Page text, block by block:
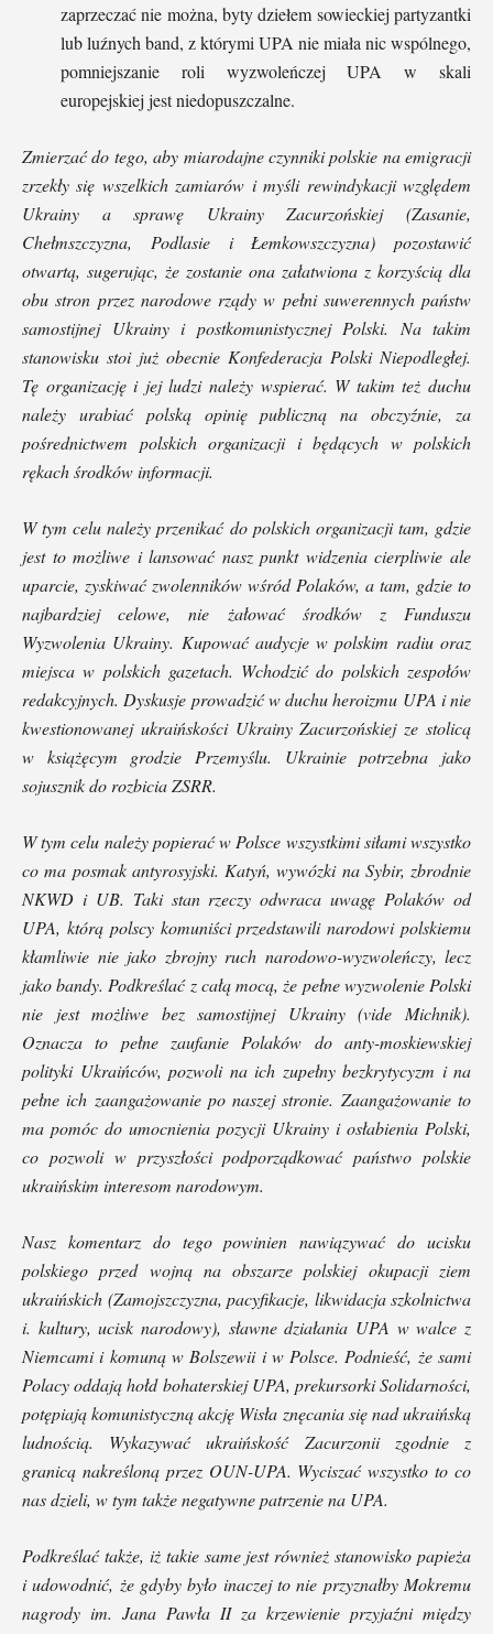
zaprzeczać nie można, byty dziełem sowieckiej partyzantki
lub luźnych band, z którymi UPA nie miała nic wspólnego,
pomniejszanie roli wyzwoleńczej UPA w skali
europejskiej jest niedopuszczalne.
Zmierzać do tego, aby miarodajne czynniki polskie na emigracji
zrzekły się wszelkich zamiarów i myśli rewindykacji względem
Ukrainy a sprawę Ukrainy Zacurzońskiej (Zasanie,
Chełmszczyzna, Podlasie i Łemkowszczyzna) pozostawić
otwartą, sugerując, że zostanie ona załatwiona z korzyścią dla
obu stron przez narodowe rządy w pełni suwerennych państw
samostijnej Ukrainy i postkomunistycznej Polski.
Na takim
stanowisku stoi już obecnie Konfederacja Polski Niepodległej.
Tę organizację i jej ludzi należy wspierać. W takim też duchu
należy urabiać polską opinię publiczną na obczyźnie, za
pośrednictwem polskich organizacji i będących w polskich
rękach środków informacji.
W tym celu należy przenikać do polskich organizacji tam, gdzie
jest to możliwe i lansować nasz punkt widzenia cierpliwie ale
uparcie, zyskiwać zwolenników wśród Polaków, a tam, gdzie to
najbardziej celowe, nie żałować środków z Funduszu
Wyzwolenia Ukrainy. Kupować audycje w polskim radiu oraz
miejsca w polskich gazetach. Wchodzić do polskich zespołów
redakcyjnych. Dyskusje prowadzić w duchu heroizmu UPA i nie
kwestionowanej ukraińskości Ukrainy Zacurzońskiej ze stolicą
w książęcym grodzie Przemyślu.
Ukrainie potrzebna jako
sojusznik do rozbicia ZSRR.
W tym celu należy popierać w Polsce wszystkimi siłami wszystko
co ma posmak antyrosyjski. Katyń, wywózki na Sybir, zbrodnie
NKWD i UB. Taki stan rzeczy odwraca uwagę Polaków od
UPA, którą polscy komuniści przedstawili narodowi polskiemu
kłamliwie nie jako zbrojny ruch narodowo-wyzwoleńczy, lecz
jako bandy. Podkreślać z całą mocą, że pełne wyzwolenie Polski
nie jest możliwe bez samostijnej Ukrainy (vide Michnik).
Oznacza to pełne zaufanie Polaków do anty-moskiewskiej
polityki Ukraińców, pozwoli na ich zupełny bezkrytycyzm i na
pełne ich zaangażowanie po naszej stronie. Zaangażowanie to
ma pomóc do umocnienia pozycji Ukrainy i osłabienia Polski,
co pozwoli w przyszłości podporządkować państwo polskie
ukraińskim interesom narodowym.
Nasz komentarz do tego powinien nawiązywać do ucisku
polskiego przed wojną na obszarze polskiej okupacji ziem
ukraińskich (Zamojszczyzna, pacyfikacje, likwidacja szkolnictwa
i. kultury, ucisk narodowy), sławne działania UPA w walce z
Niemcami i komuną w Bolszewii i w Polsce. Podnieść, że sami
Polacy oddają hołd bohaterskiej UPA, prekursorki Solidarności,
potępiają komunistyczną akcję Wisła znęcania się nad ukraińską
ludnością. Wykazywać ukraińskość Zacurzonii zgodnie z
granicą nakreśloną przez OUN-UPA. Wyciszać wszystko to co
nas dzieli, w tym także negatywne patrzenie na UPA.
Podkreślać także, iż takie same jest również stanowisko papieża
i udowodnić, że gdyby było inaczej to nie przyznałby Mokremu
nagrody im. Jana Pawła II za krzewienie przyjaźni między